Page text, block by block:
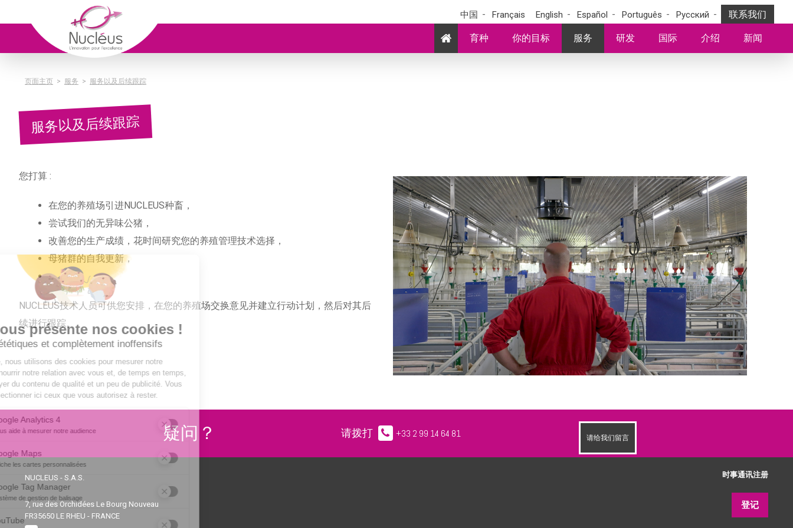
联系我们
中国 Français English Español Português Pусский
育种 你的目标 服务 研发 国际 介绍 新闻
页面主页 > 服务 > 服务以及后续跟踪
服务以及后续跟踪
您打算 :
在您的养殖场引进NUCLEUS种畜，
尝试我们的无异味公猪，
改善您的生产成绩，花时间研究您的养殖管理技术选择，
母猪群的自我更新，
...
NUCLEUS技术人员可供您安排，在您的养殖场交换意见并建立行动计划，然后对其后
续进行跟踪。
疑问？ 请拨打 +33 2 99 14 64 81 请给我们留言
NUCLEUS - S.A.S.
7, rue des Orchidées Le Bourg Nouveau
FR35650 LE RHEU - FRANCE
时事通讯注册
登记